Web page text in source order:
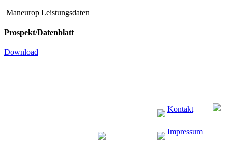
Maneurop Leistungsdaten
Prospekt/Datenblatt
Download
Kontakt
Impressum